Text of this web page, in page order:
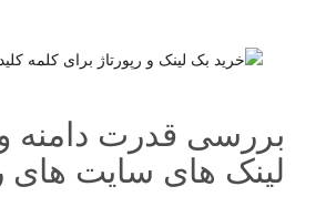
بررسی قدرت دامنه
لینک های سایت های